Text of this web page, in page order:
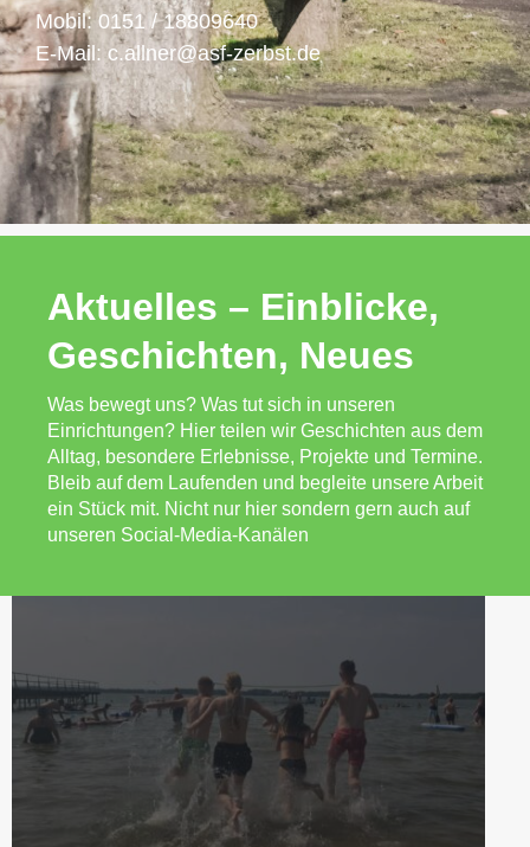
Mobil: 0151 / 18809640
E-Mail: c.allner@asf-zerbst.de
Aktuelles – Einblicke,
Geschichten, Neues
Was bewegt uns? Was tut sich in unseren
Einrichtungen? Hier teilen wir Geschichten aus dem
Alltag, besondere Erlebnisse, Projekte und Termine.
Bleib auf dem Laufenden und begleite unsere Arbeit
ein Stück mit. Nicht nur hier sondern gern auch auf
unseren Social-Media-Kanälen